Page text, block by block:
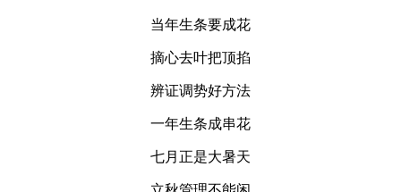
当年生条要成花
摘心去叶把顶掐
辨证调势好方法
一年生条成串花
七月正是大暑天